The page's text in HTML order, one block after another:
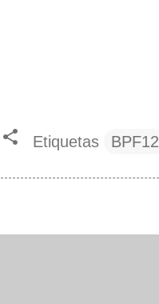
Etiquetas BPF12